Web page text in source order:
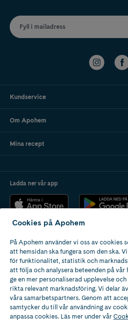
Fyll i mailadress
Kundservice
Om Apohem
Mina recept
Ladda ner vår app
Apotek med tillstånd
av Läkemedelsverket
Cookies på Apohem
På Apohem använder vi oss av cookies
att hemsidan ska fungera som den ska.
för funktionalitet, statistik och
att följa och analysera beteenden på vår
ge en mer personaliserad upplevelse
rikta relevant marknadsföring. Vi delar
våra samarbetspartners. Genom att
samtycker du till vår användning av
anpassa cookies. Läs mer under vår